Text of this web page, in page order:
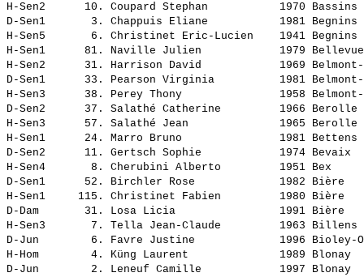
H-Sen2      10. Coupard Stephan
1970
D-Sen1       3. Chappuis Eliane
1981
H-Sen5       6. Christinet Eric-Lucien
1941
H-Sen1      81. Naville Julien
1979
H-Sen2      31. Harrison David
1969
D-Sen1      33. Pearson Virginia
1981
H-Sen3      38. Perey Thony
1958
D-Sen2      37. Salathé Catherine
1966
H-Sen3      57. Salathé Jean
1965
H-Sen1      24. Marro Bruno
1981
D-Sen2      11. Gertsch Sophie
1974
H-Sen4       8. Cherubini Alberto
1951 Bex
D-Sen1      52. Birchler Rose
1982
H-Sen1     115. Christinet Fabien
1980
D-Dam       31. Losa Licia
1991
H-Sen3       7. Tella Jean-Claude
1963
D-Jun        6. Favre Justine
1996
H-Hom        4. Küng Laurent
1989
D-Jun        2. Leneuf Camille
1997